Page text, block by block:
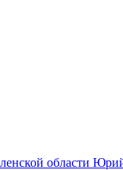
области